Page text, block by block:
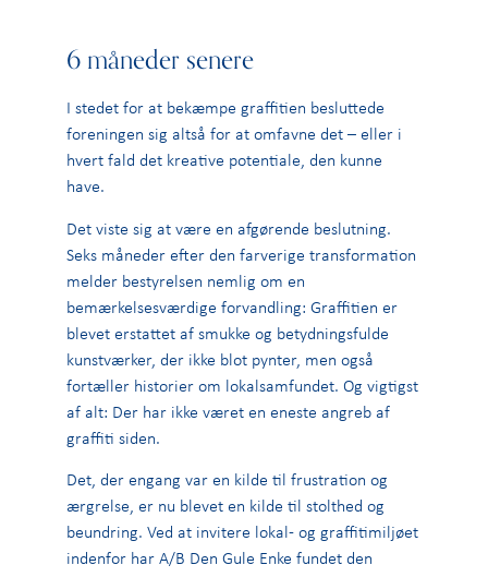
6 måneder senere
I stedet for at bekæmpe graffitien besluttede
foreningen sig altså for at omfavne det – eller i
hvert fald det kreative potentiale, den kunne
have.
Det viste sig at være en afgørende beslutning.
Seks måneder efter den farverige transformation
melder bestyrelsen nemlig om en
bemærkelsesværdige forvandling: Graffitien er
blevet erstattet af smukke og betydningsfulde
kunstværker, der ikke blot pynter, men også
fortæller historier om lokalsamfundet. Og vigtigst
af alt: Der har ikke været en eneste angreb af
graffiti siden.
Det, der engang var en kilde til frustration og
ærgrelse, er nu blevet en kilde til stolthed og
beundring. Ved at invitere lokal- og graffitimiljøet
indenfor har A/B Den Gule Enke fundet den